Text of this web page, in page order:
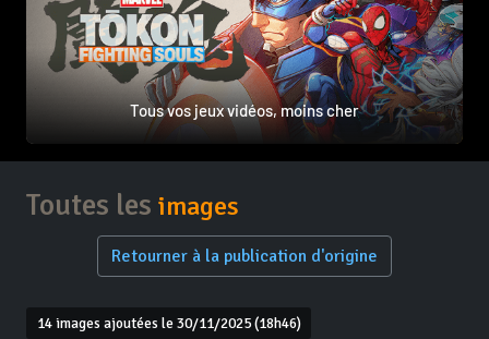
Tous vos jeux vidéos, moins cher
Toutes les images
Retourner à la publication d'origine
14 images ajoutées le 30/11/2025 (18h46)